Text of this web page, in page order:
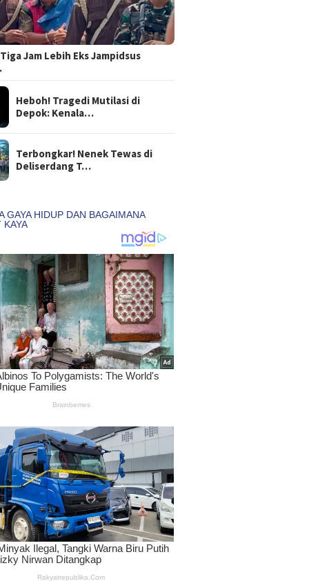
Jam Lebih Eks Jampidsus
Heboh! Tragedi Mutilasi di
Depok: Kenala…
Terbongkar! Nenek Tewas di
Deliserdang T…